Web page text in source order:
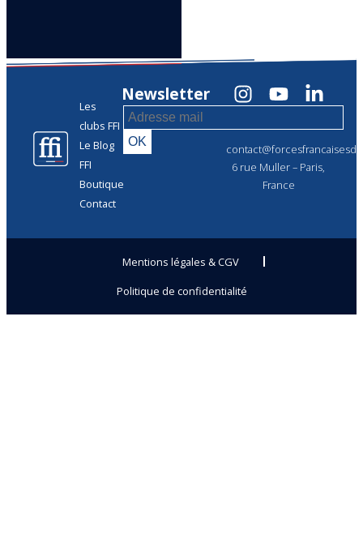
Les
clubs FFI
Le Blog
FFI
Boutique
Contact
6 rue Muller – Paris,
France
Newsletter
Mentions légales & CGV
Politique de confidentialité